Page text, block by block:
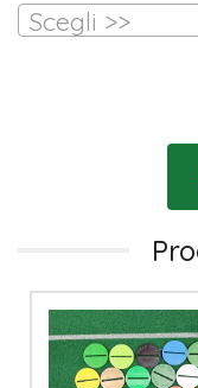
Scegli >>